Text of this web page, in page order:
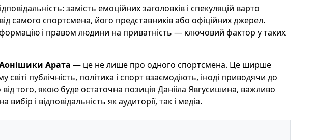
замість емоційних заголовків і спекуляцій варто
самого спортсмена, його представників або офіційних джерел.
і правом людини на приватність — ключовий фактор у таких
Арата — це не лише про одного спортсмена. Це ширше
публічність, політика і спорт взаємодіють, іноді приводячи до
того, якою буде остаточна позиція Данііла Явгусишина, важливо
і відповідальність як аудиторії, так і медіа.